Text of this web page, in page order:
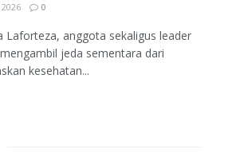
0
Laforteza, anggota sekaligus leader
jeda sementara dari
kesehatan...